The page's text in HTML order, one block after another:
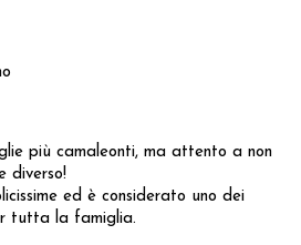
più camaleonti, ma attento a non
diverso!
ed è considerato uno dei
tutta la famiglia.